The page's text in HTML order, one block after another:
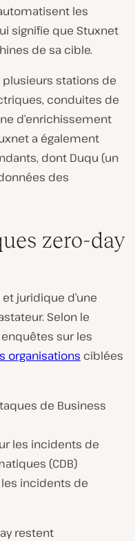
les
signifie que Stuxnet
de sa cible.
stations de
conduites de
d’enrichissement
a également
dont Duqu (un
des
zero-day
juridique d’une
Selon le
sur les
organisations ciblées
de Business
les incidents de
(CDB)
les incidents de
restent